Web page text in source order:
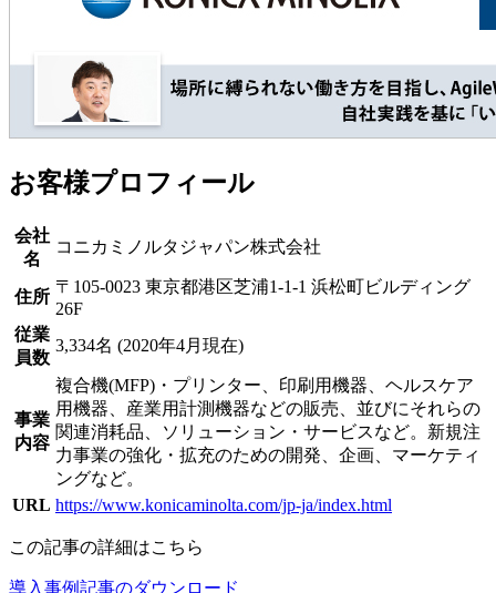
お客様プロフィール
会社
名
コニカミノルタジャパン株式会社
住所
〒105-0023 東京都港区芝浦1-1-1 浜松町ビルディング
26F
従業
員数
3,334名 (2020年4月現在)
事業
内容
複合機(MFP)・プリンター、印刷用機器、ヘルスケア
用機器、産業用計測機器などの販売、並びにそれらの
関連消耗品、ソリューション・サービスなど。新規注
力事業の強化・拡充のための開発、企画、マーケティ
ングなど。
URL https://www.konicaminolta.com/jp-ja/index.html
この記事の詳細はこちら
導入事例記事のダウンロード